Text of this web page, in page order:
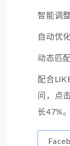
智能调
自动优
动态匹
配合
问，点
长47%。